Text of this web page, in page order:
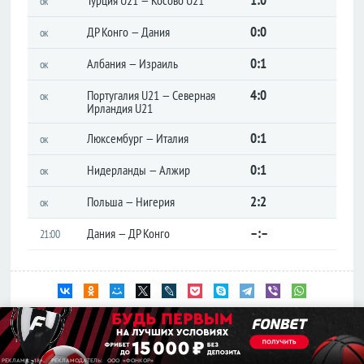
ок ДР Конго — Дания 0:0
ок Албания — Израиль 0:1
ок
Португалия U21 — Северная
Ирландия U21
4:0
ок Люксембург — Италия 0:1
ок Нидерланды — Алжир 0:1
ок Польша — Нигерия 2:2
21:00 Дания — ДР Конго –:–
Товарищеские матчи 03.06.2026.Результаты и расписание матчей.
03.06.2026
конференций
Товарищеские
Либертадорес
КОНКАКАФ
чемпионов
Англия
лига
Чемпионшип
Первая
лига
Вторая